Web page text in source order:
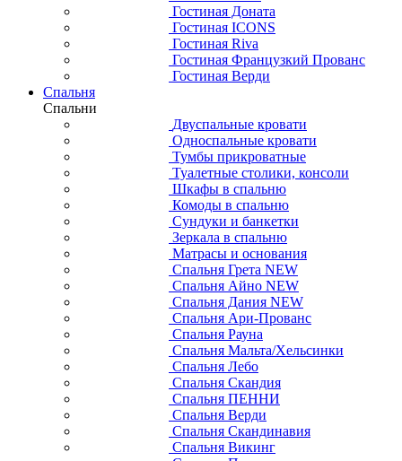
Гостиная Доната
Гостиная ICONS
Гостиная Riva
Гостиная Французкий Прованс
Гостиная Верди
Спальня
Спальни
Двуспальные кровати
Односпальные кровати
Тумбы прикроватные
Туалетные столики, консоли
Шкафы в спальню
Комоды в спальню
Сундуки и банкетки
Зеркала в спальню
Матрасы и основания
Спальня Грета NEW
Спальня Айно NEW
Спальня Дания NEW
Спальня Ари-Прованс
Спальня Рауна
Спальня Мальта/Хельсинки
Спальня Лебо
Спальня Скандия
Спальня ПЕННИ
Спальня Верди
Спальня Скандинавия
Спальня Викинг